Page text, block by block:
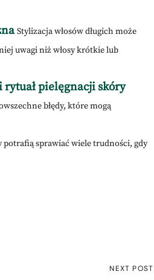
Stylizacja włosów długich może
uwagi niż włosy krótkie lub
rytuał pielęgnacji skóry
błędy, które mogą
potrafią sprawiać wiele trudności, gdy
NEXT POST